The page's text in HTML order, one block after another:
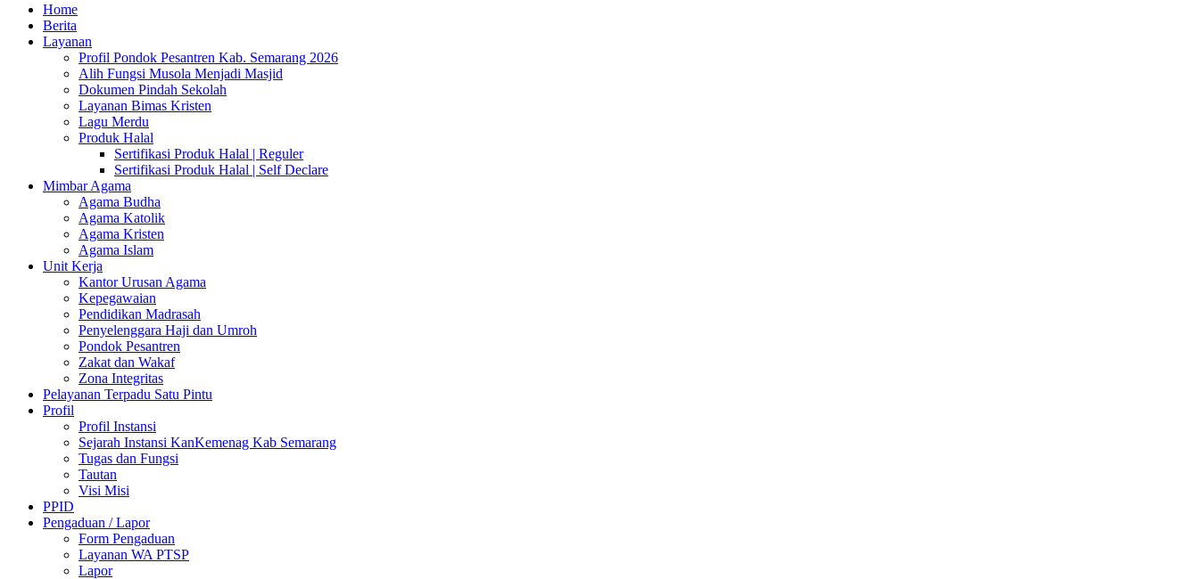
Home
Berita
Layanan
Profil Pondok Pesantren Kab. Semarang 2026
Alih Fungsi Musola Menjadi Masjid
Dokumen Pindah Sekolah
Layanan Bimas Kristen
Lagu Merdu
Produk Halal
Sertifikasi Produk Halal | Reguler
Sertifikasi Produk Halal | Self Declare
Mimbar Agama
Agama Budha
Agama Katolik
Agama Kristen
Agama Islam
Unit Kerja
Kantor Urusan Agama
Kepegawaian
Pendidikan Madrasah
Penyelenggara Haji dan Umroh
Pondok Pesantren
Zakat dan Wakaf
Zona Integritas
Pelayanan Terpadu Satu Pintu
Profil
Profil Instansi
Sejarah Instansi KanKemenag Kab Semarang
Tugas dan Fungsi
Tautan
Visi Misi
PPID
Pengaduan / Lapor
Form Pengaduan
Layanan WA PTSP
Lapor